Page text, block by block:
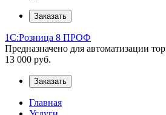
Заказать
1С:Розница 8 ПРОФ
Предназначено для автоматизации
13 000 руб.
Заказать
Главная